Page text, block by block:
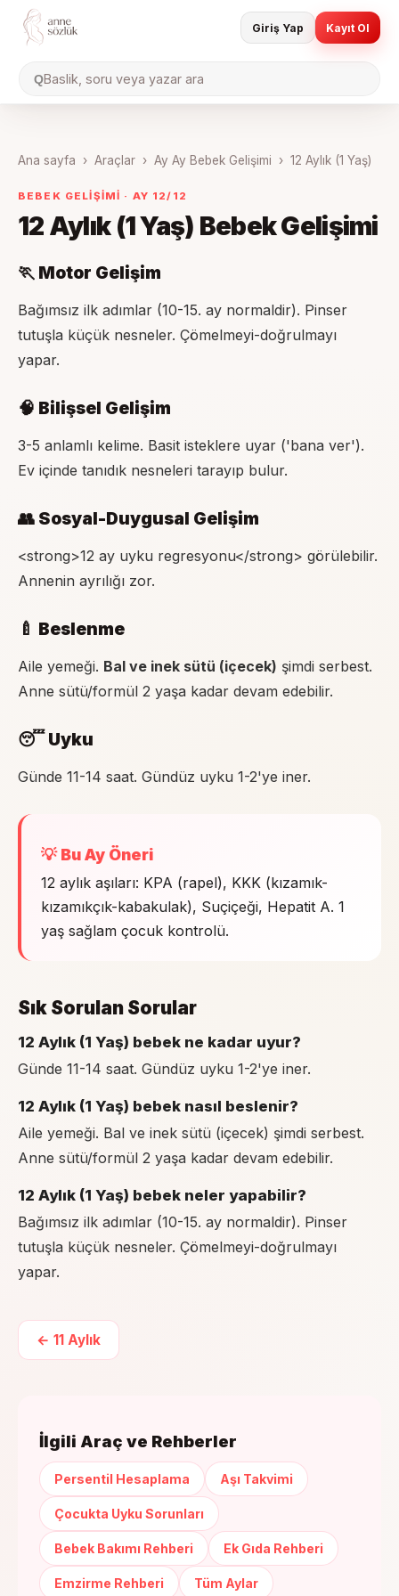
QBaslik, soru veya yazar ara
Giriş Yap Kayıt Ol
Ana sayfa › Araçlar › Ay Ay Bebek Gelişimi › 12 Aylık (1 Yaş)
BEBEK GELİŞİMİ · AY 12/12
12 Aylık (1 Yaş) Bebek Gelişimi
🏃 Motor Gelişim
Bağımsız ilk adımlar (10-15. ay normaldir). Pinser
tutuşla küçük nesneler. Çömelmeyi-doğrulmayı
yapar.
🧠 Bilişsel Gelişim
3-5 anlamlı kelime. Basit isteklere uyar ('bana ver').
Ev içinde tanıdık nesneleri tarayıp bulur.
👥 Sosyal-Duygusal Gelişim
<strong>12 ay uyku regresyonu</strong> görülebilir.
Annenin ayrılığı zor.
🍼 Beslenme
Aile yemeği. Bal ve inek sütü (içecek) şimdi serbest.
Anne sütü/formül 2 yaşa kadar devam edebilir.
😴 Uyku
Günde 11-14 saat. Gündüz uyku 1-2'ye iner.
💡 Bu Ay Öneri
12 aylık aşıları: KPA (rapel), KKK (kızamık-
kızamıkçık-kabakulak), Suçiçeği, Hepatit A. 1
yaş sağlam çocuk kontrolü.
Sık Sorulan Sorular
12 Aylık (1 Yaş) bebek ne kadar uyur?
Günde 11-14 saat. Gündüz uyku 1-2'ye iner.
12 Aylık (1 Yaş) bebek nasıl beslenir?
Aile yemeği. Bal ve inek sütü (içecek) şimdi serbest.
Anne sütü/formül 2 yaşa kadar devam edebilir.
12 Aylık (1 Yaş) bebek neler yapabilir?
Bağımsız ilk adımlar (10-15. ay normaldir). Pinser
tutuşla küçük nesneler. Çömelmeyi-doğrulmayı
yapar.
← 11 Aylık
İlgili Araç ve Rehberler
Persentil Hesaplama Aşı Takvimi
Çocukta Uyku Sorunları
Bebek Bakımı Rehberi Ek Gıda Rehberi
Emzirme Rehberi Tüm Aylar